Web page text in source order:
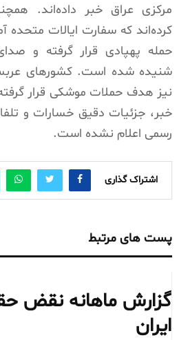
مرکزی عراق خبر داده‌اند.
کرده‌اند که سفارت ایالات
حمله پهپادی قرار گرفته و
شنیده شده است. کشورهای
نیز هدف حملات موشکی قرار
خبر، جزئیات دقیق خسارات و
رسمی اعلام نشده است.
اشتراک گذاری
پست های مرتبط
گزارش ماهانه نقض
ایران